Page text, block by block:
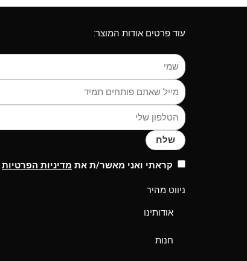
עוד פרטים אודות המוצר:
שלח
קראתי ואני מאשר/ת את מדיניות הפרטיות
ניווט מהיר
אודותינו
חנות